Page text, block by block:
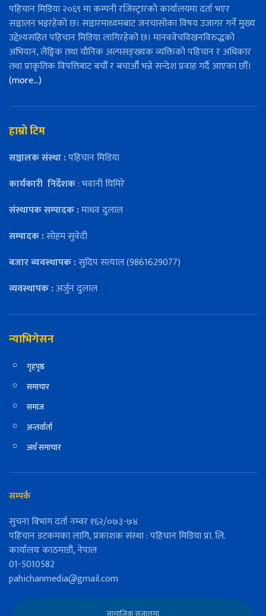
पहिचान मिडिया २०६९ मा कम्पनी रजिस्ट्रारको कार्यालयमा दर्ता भएर
सञ्चालन भइरहेको छ। सञ्चारमाध्यमबाट जनचासोका विषय उजागर गर्ने मुख्य
उद्देश्यसहित पहिचान मिडिया लागिरहेको छ। मानववेचविखनविरुद्धको
अभियान, लैङ्गिक तथा यौनिक अल्पसङ्ख्यक व्यक्तिको पहिचान र अधिकार
तथा प्राकृतिक विपत्तिबाट बचौँ र बचाऔँ भन्ने सन्देश प्रवाह गर्दै आएका छौँ।
(more…)
हाम्रो टिम
सञ्चालक संस्था :पहिचान मिडिया
कार्यकारी निर्देशक: भवानी घिमिरे
संस्थापक सम्पादक :माधव दुलाल
सम्पादक :सोहम सुवेदी
बजार ब्यवस्थापक :सुदिप सत्याल (9861629077)
व्यवस्थापक :अर्जुन दुलाल
न्याभिगेसन
गृहपृष्ठ
समाचार
समाज
अन्तर्वार्ता
अर्थ समाचार
सम्पर्क
सुचना विभाग दर्ता नम्वर १६२/०७३-७४
पहिचान डटकमका लागि, प्रकाशक संस्था : पहिचान मिडिया प्रा. लि.
कार्यालयः काठमाडौं, नेपाल
01-5010582
pahichanmedia@gmail.com